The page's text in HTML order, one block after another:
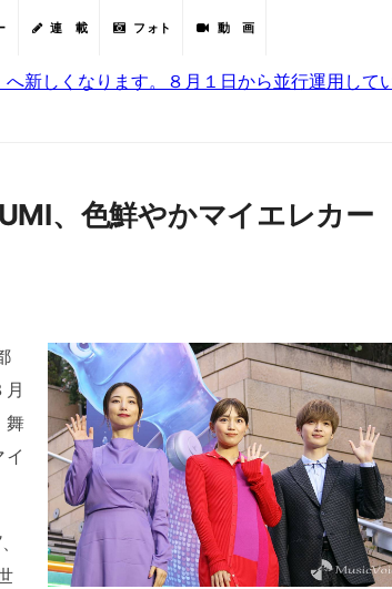
連 載 フォト 動 画
新しくなります。８月１日から並行運用して
、色鮮やかマイエレカー
舞